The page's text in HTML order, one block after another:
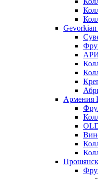
Армения